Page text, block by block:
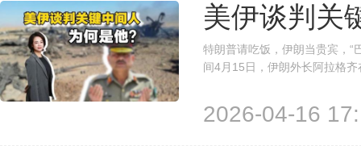
美伊谈判关
特朗普请吃饭，伊朗当贵宾，“
间4月15日，伊朗外长阿拉格
2026-04-16